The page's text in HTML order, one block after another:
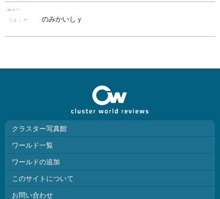
のみかいしｙ
クラスター写真館
ワールド一覧
ワールドの追加
このサイトについて
お問い合わせ